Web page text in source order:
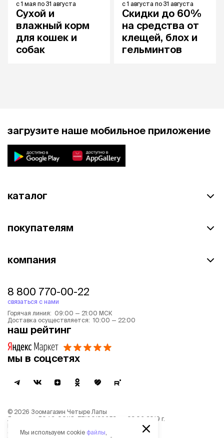
с1 мая по 31 августа
Сухой и
влажный корм
для кошек и
собак
с1 августа по 31 августа
Скидки до 60%
на средства от
клещей, блох и
гельминтов
загрузите наше мобильное приложение
каталог
покупателям
компания
8 800 770-00-22
связаться с нами
Горячая линия: 09:00 — 21:00 МСК
Доставка осуществляется: 10:00 — 22:00
наш рейтинг
мы в соцсетях
© 2026 Зоомагазин Четыре Лапы
Лицензия: Л042-00118-77/00139653 от 03.06.2019 г.
Согласие на обработку персональных данных
Мы используем cookie файлы